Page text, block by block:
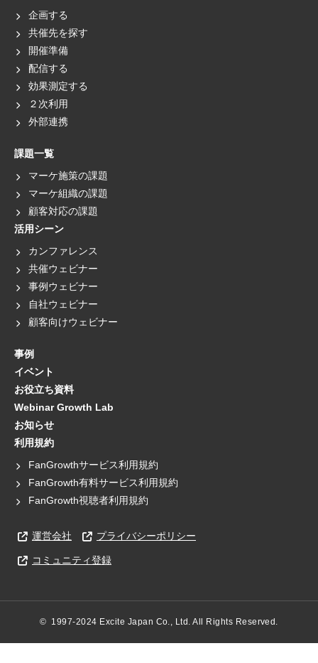
企画する
共催先を探す
開催準備
配信する
効果測定する
２次利用
外部連携
課題一覧
マーケ施策の課題
マーケ組織の課題
顧客対応の課題
活用シーン
カンファレンス
共催ウェビナー
事例ウェビナー
自社ウェビナー
顧客向けウェビナー
事例
イベント
お役立ち資料
Webinar Growth Lab
お知らせ
利用規約
FanGrowthサービス利用規約
FanGrowth有料サービス利用規約
FanGrowth視聴者利用規約
運営会社 プライバシーポリシー
コミュニティ登録
©  1997-2024 Excite Japan Co., Ltd. All Rights Reserved.